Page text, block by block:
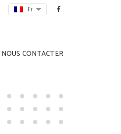
Fr
NOUS CONTACTER